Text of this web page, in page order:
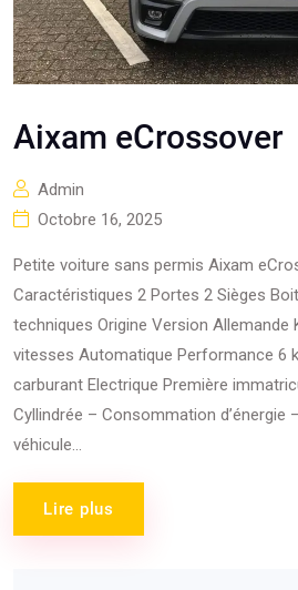
Aixam eCrossover
Admin
Octobre 16, 2025
Petite voiture sans permis Aixam
Caractéristiques 2 Portes 2 Sièges
techniques Origine Version Allemande
vitesses Automatique Performance 6
carburant Electrique Première
Cyllindrée – Consommation d’énergie
véhicule...
Lire plus